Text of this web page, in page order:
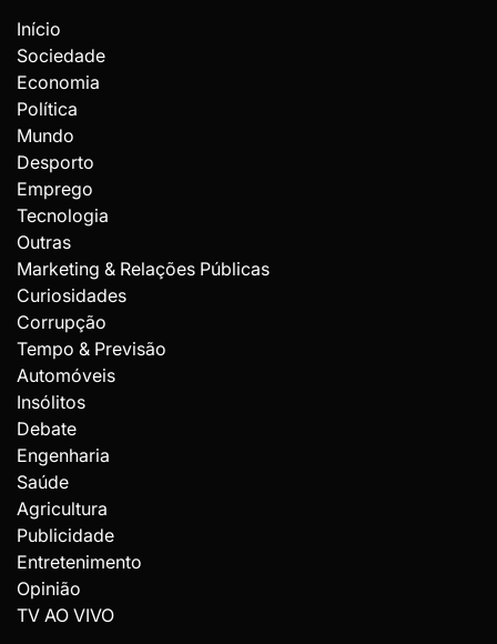
Início
Sociedade
Economia
Política
Mundo
Desporto
Emprego
Tecnologia
Outras
Marketing & Relações Públicas
Curiosidades
Corrupção
Tempo & Previsão
Automóveis
Insólitos
Debate
Engenharia
Saúde
Agricultura
Publicidade
Entretenimento
Opinião
TV AO VIVO